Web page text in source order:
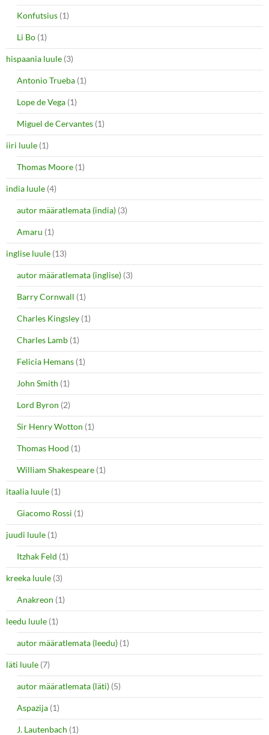
Konfutsius (1)
Li Bo (1)
hispaania luule (3)
Antonio Trueba (1)
Lope de Vega (1)
Miguel de Cervantes (1)
iiri luule (1)
Thomas Moore (1)
india luule (4)
autor määratlemata (india) (3)
Amaru (1)
inglise luule (13)
autor määratlemata (inglise) (3)
Barry Cornwall (1)
Charles Kingsley (1)
Charles Lamb (1)
Felicia Hemans (1)
John Smith (1)
Lord Byron (2)
Sir Henry Wotton (1)
Thomas Hood (1)
William Shakespeare (1)
itaalia luule (1)
Giacomo Rossi (1)
juudi luule (1)
Itzhak Feld (1)
kreeka luule (3)
Anakreon (1)
leedu luule (1)
autor määratlemata (leedu) (1)
läti luule (7)
autor määratlemata (läti) (5)
Aspazija (1)
J. Lautenbach (1)